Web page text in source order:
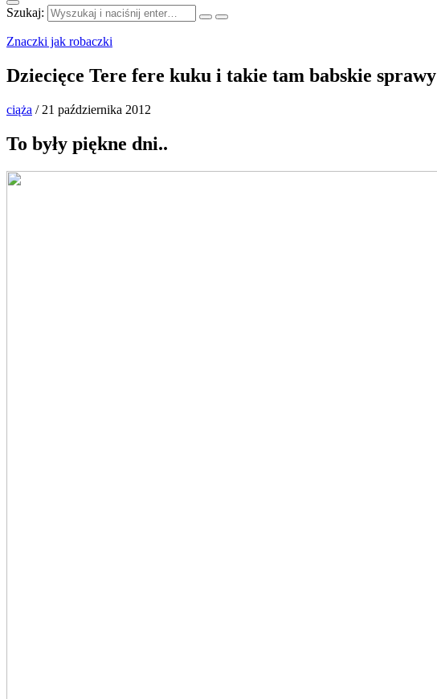
Szukaj:
Znaczki jak robaczki
Dziecięce Tere fere kuku i takie tam babskie sprawy
ciąża / 21 października 2012
To były piękne dni..